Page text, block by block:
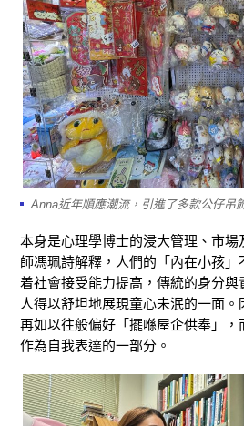
Anna近年順應潮流，引進了多款公仔吊
本身是心理學博士的浸大管理、市
師馮珮詩解釋，人們的「內在小孩
着社會接受能力提高，傳統的身分
人得以舒坦地展現童心未泯的一面
再如以往般偏好「擺喺屋企供奉」，
作為自我表達的一部分。